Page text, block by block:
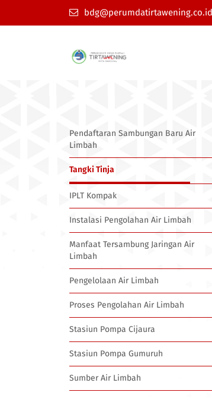
bdg@perumdatirtawening.co.id
Pendaftaran Sambungan Baru Air
Limbah
Tangki Tinja
IPLT Kompak
Instalasi Pengolahan Air Limbah
Manfaat Tersambung Jaringan Air
Limbah
Pengelolaan Air Limbah
Proses Pengolahan Air Limbah
Stasiun Pompa Cijaura
Stasiun Pompa Gumuruh
Sumber Air Limbah